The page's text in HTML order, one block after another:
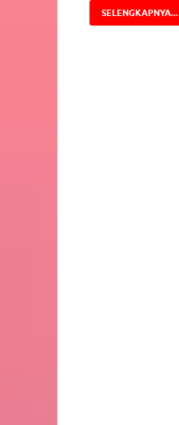
SELENGKAPNYA...